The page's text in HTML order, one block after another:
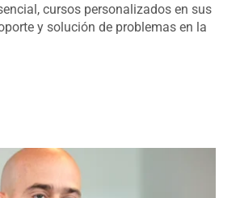
cursos personalizados en sus
y solución de problemas en la